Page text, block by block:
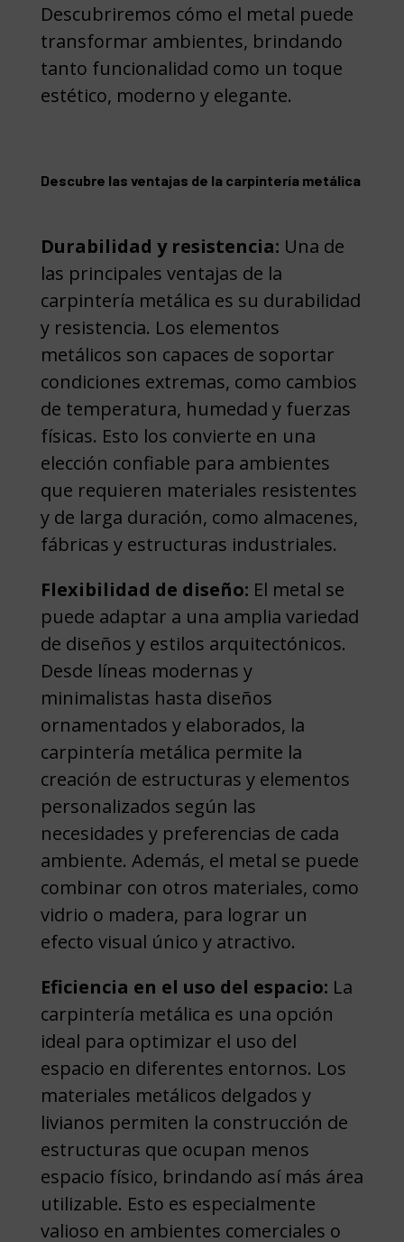
Descubriremos cómo el metal puede
transformar ambientes, brindando
tanto funcionalidad como un toque
estético, moderno y elegante.
Descubre las ventajas de la carpintería metálica
Durabilidad y resistencia: Una de
las principales ventajas de la
carpintería metálica es su durabilidad
y resistencia. Los elementos
metálicos son capaces de soportar
condiciones extremas, como cambios
de temperatura, humedad y fuerzas
físicas. Esto los convierte en una
elección confiable para ambientes
que requieren materiales resistentes
y de larga duración, como almacenes,
fábricas y estructuras industriales.
Flexibilidad de diseño: El metal se
puede adaptar a una amplia variedad
de diseños y estilos arquitectónicos.
Desde líneas modernas y
minimalistas hasta diseños
ornamentados y elaborados, la
carpintería metálica permite la
creación de estructuras y elementos
personalizados según las
necesidades y preferencias de cada
ambiente. Además, el metal se puede
combinar con otros materiales, como
vidrio o madera, para lograr un
efecto visual único y atractivo.
Eficiencia en el uso del espacio: La
carpintería metálica es una opción
ideal para optimizar el uso del
espacio en diferentes entornos. Los
materiales metálicos delgados y
livianos permiten la construcción de
estructuras que ocupan menos
espacio físico, brindando así más área
utilizable. Esto es especialmente
valioso en ambientes comerciales o